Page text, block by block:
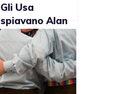
Gli Usa
spiavano Alan
Duncan,
ministro gay
per lo Sviluppo
Internazionale
del Regno Unito